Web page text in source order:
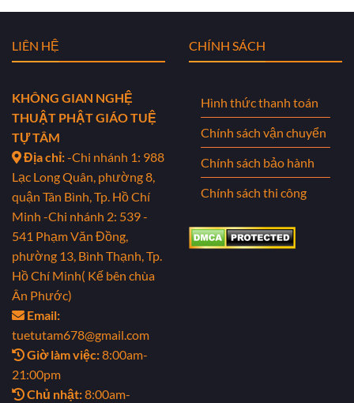
LIÊN HỆ
KHÔNG GIAN NGHỆ
THUẬT PHẬT GIÁO TUỆ
TỰ TÂM
Địa chỉ:-Chi nhánh 1: 988
Lạc Long Quân, phường 8,
quận Tân Bình, Tp. Hồ Chí
Minh -Chi nhánh 2: 539 -
541 Phạm Văn Đồng,
phường 13, Bình Thạnh, Tp.
Hồ Chí Minh( Kế bên chùa
Ân Phước)
Email:
tuetutam678@gmail.com
Giờ làm việc:8:00am-
21:00pm
Chủ nhật:8:00am-
CHÍNH SÁCH
Hình thức thanh toán
Chính sách vận chuyển
Chính sách bảo hành
Chính sách thi công